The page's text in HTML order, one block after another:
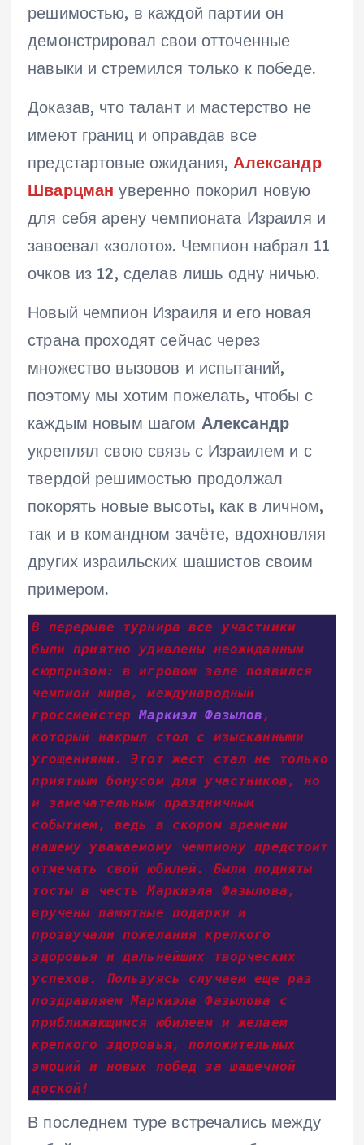
решимостью, в каждой партии он
демонстрировал свои отточенные
навыки и стремился только к победе.
Доказав, что талант и мастерство не
имеют границ и оправдав все
предстартовые ожидания,Александр
Шварцман уверенно покорил новую
для себя арену чемпионата Израиля и
завоевал «золото». Чемпион набрал 11
очков из 12, сделав лишь одну ничью.
Новый чемпион Израиля и его новая
страна проходят сейчас через
множество вызовов и испытаний,
поэтому мы хотим пожелать, чтобы с
каждым новым шагом Александр
укреплял свою связь с Израилем и с
твердой решимостью продолжал
покорять новые высоты, как в личном,
так и в командном зачёте, вдохновляя
других израильских шашистов своим
примером.
В перерыве турнира все участники
были приятно удивлены неожиданным
сюрпризом: в игровом зале появился
чемпион мира, международный
гроссмейстер Маркиэл Фазылов,
который накрыл стол с изысканными
угощениями. Этот жест стал не только
приятным бонусом для участников, но
и замечательным праздничным
событием, ведь в скором времени
нашему уважаемому чемпиону предстоит
отмечать свой юбилей. Были подняты
тосты в честь Маркиэла Фазылова,
вручены памятные подарки и
прозвучали пожелания крепкого
здоровья и дальнейших творческих
успехов. Пользуясь случаем еще раз
поздравляем Маркиэла Фазылова с
приближающимся юбилеем и желаем
крепкого здоровья, положительных
эмоций и новых побед за шашечной
доской!
В последнем туре встречались между